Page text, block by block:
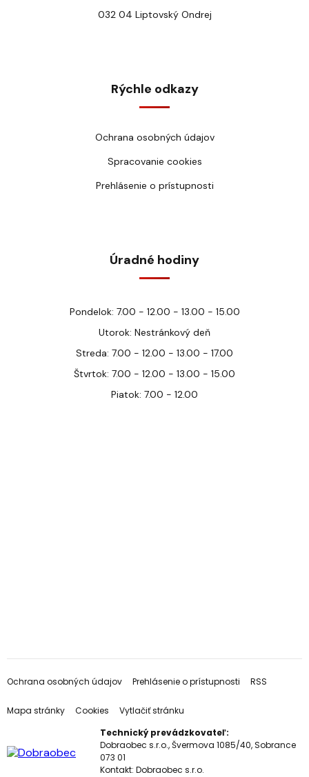
032 04 Liptovský Ondrej
Rýchle odkazy
Ochrana osobných údajov
Spracovanie cookies
Prehlásenie o prístupnosti
Úradné hodiny
Pondelok: 7.00 - 12.00 - 13.00 - 15.00
Utorok: Nestránkový deň
Streda: 7.00 - 12.00 - 13.00 - 17.00
Štvrtok: 7.00 - 12.00 - 13.00 - 15.00
Piatok: 7.00 - 12.00
Ochrana osobných údajov Prehlásenie o prístupnosti RSS
Mapa stránky Cookies
Vytlačiť stránku
Technický prevádzkovateľ:
Dobraobec s.r.o., Švermova 1085/40, Sobrance
073 01
Kontakt: Dobraobec s.r.o.